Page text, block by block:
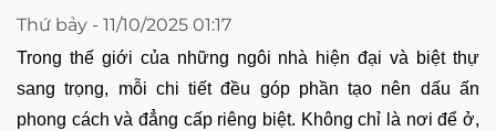
Thứ bảy - 11/10/2025 01:17
Trong thế giới của những ngôi nhà hiện đại và biệt thự
sang trọng, mỗi chi tiết đều góp phần tạo nên dấu ấn
phong cách và đẳng cấp riêng biệt. Không chỉ là nơi để ở,